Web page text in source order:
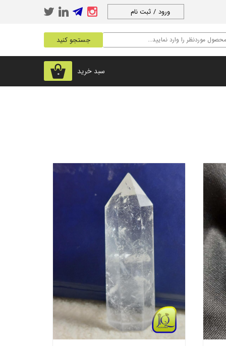
جستجو کنید
ورود / ثبت نام
تغییر گذر واژه
۰ سبد خرید